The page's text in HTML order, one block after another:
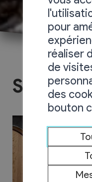
pour
réaliser
de
des
bouton